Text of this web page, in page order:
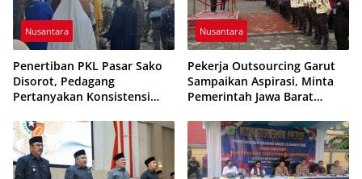
Nusantara
Penertiban PKL Pasar Sako
Disorot, Pedagang
Pertanyakan Konsistensi
Pungutan
Nusantara
Pekerja Outsourcing Garut
Sampaikan Aspirasi, Minta
Pemerintah Jawa Barat